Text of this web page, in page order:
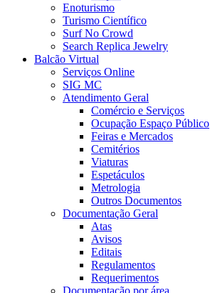
Enoturismo
Turismo Científico
Surf No Crowd
Search Replica Jewelry
Balcão Virtual
Serviços Online
SIG MC
Atendimento Geral
Comércio e Serviços
Ocupação Espaço Público
Feiras e Mercados
Cemitérios
Viaturas
Espetáculos
Metrologia
Outros Documentos
Documentação Geral
Atas
Avisos
Editais
Regulamentos
Requerimentos
Documentação por área